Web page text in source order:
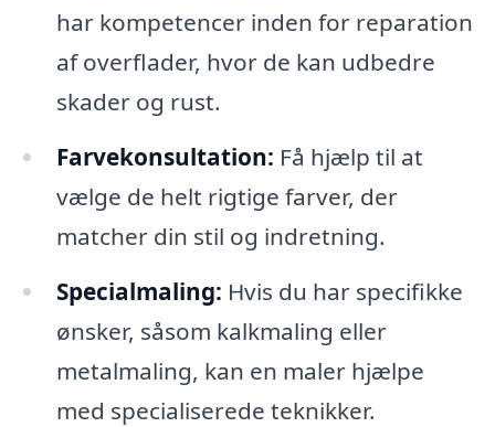
har kompetencer inden for reparation
af overflader, hvor de kan udbedre
skader og rust.
Farvekonsultation: Få hjælp til at
vælge de helt rigtige farver, der
matcher din stil og indretning.
Specialmaling: Hvis du har specifikke
ønsker, såsom kalkmaling eller
metalmaling, kan en maler hjælpe
med specialiserede teknikker.